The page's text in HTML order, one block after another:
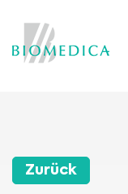
Zurück